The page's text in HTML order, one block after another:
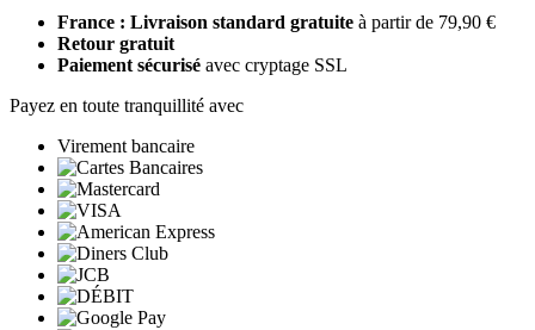
France : Livraison standard gratuite à partir de 79,90 €
Retour gratuit
Paiement sécurisé avec cryptage SSL
Payez en toute tranquillité avec
Virement bancaire